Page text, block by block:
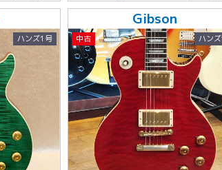
ハンズ1号
Gibson
中古 ハン